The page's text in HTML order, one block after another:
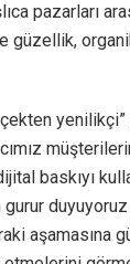
pazarları
güzellik,
baskıyı
duyuyoruz
aşamasına